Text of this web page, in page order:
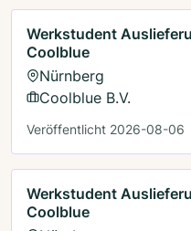
Werkstudent
Coolblue
Nürnberg
Coolblue B.V.
Veröffentlicht 2026-08-06
Werkstudent
Coolblue